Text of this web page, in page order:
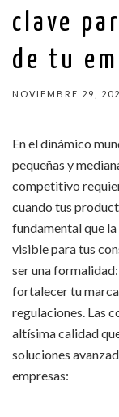
clave
de tu
NOVIEMBRE 29,
En el dinámico
pequeñas y
competitivo
cuando tus
fundamental que
visible para tus
ser una
fortalecer tu
regulaciones. Las
altísima calidad
soluciones
empresas: